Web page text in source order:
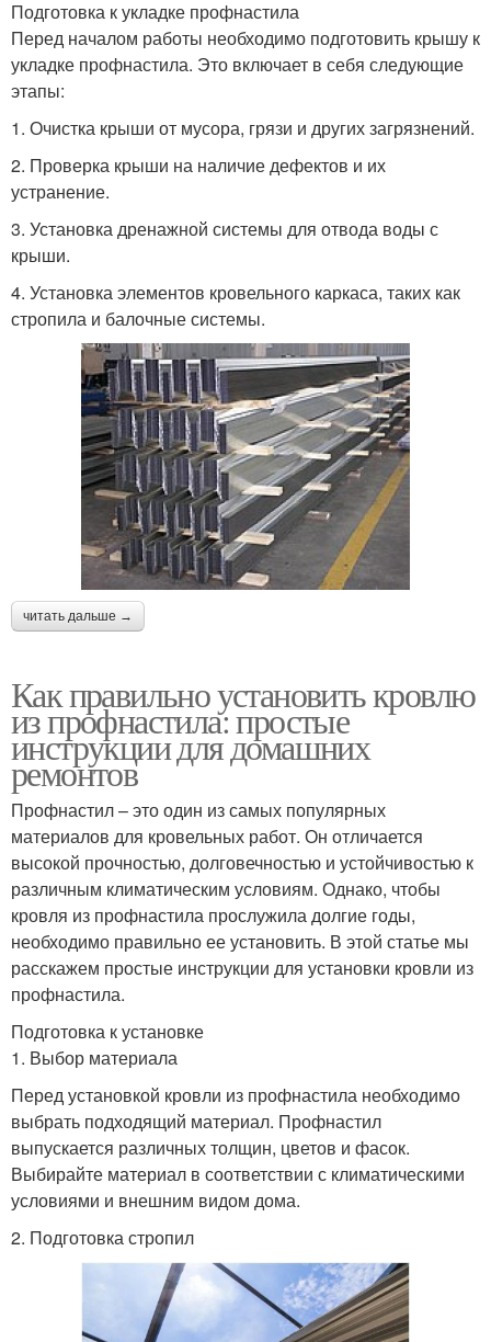
Подготовка к укладке профнастила
Перед началом работы необходимо подготовить крышу к
укладке профнастила. Это включает в себя следующие
этапы:
1. Очистка крыши от мусора, грязи и других загрязнений.
2. Проверка крыши на наличие дефектов и их
устранение.
3. Установка дренажной системы для отвода воды с
крыши.
4. Установка элементов кровельного каркаса, таких как
стропила и балочные системы.
читать дальше →
Как правильно установить кровлю
из профнастила: простые
инструкции для домашних
ремонтов
Профнастил – это один из самых популярных
материалов для кровельных работ. Он отличается
высокой прочностью, долговечностью и устойчивостью к
различным климатическим условиям. Однако, чтобы
кровля из профнастила прослужила долгие годы,
необходимо правильно ее установить. В этой статье мы
расскажем простые инструкции для установки кровли из
профнастила.
Подготовка к установке
1. Выбор материала
Перед установкой кровли из профнастила необходимо
выбрать подходящий материал. Профнастил
выпускается различных толщин, цветов и фасок.
Выбирайте материал в соответствии с климатическими
условиями и внешним видом дома.
2. Подготовка стропил